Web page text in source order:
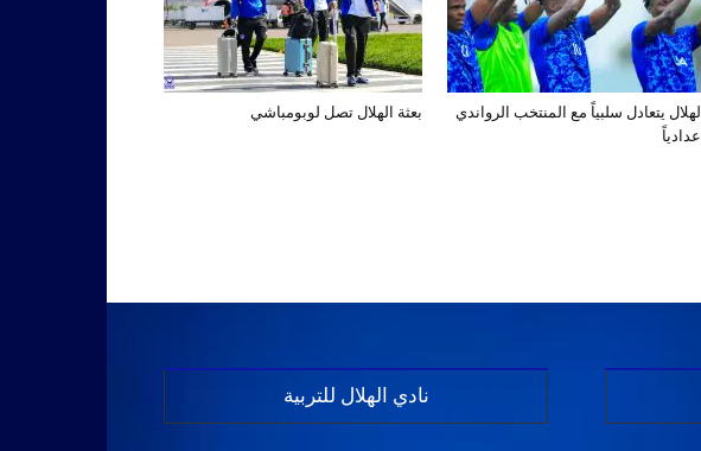
بعثة الهلال تصل لوبومباشي
الهلال يتعادل سلبياً مع المنتخب الرواندي
إعدادياً
نادي الهلال للتربية